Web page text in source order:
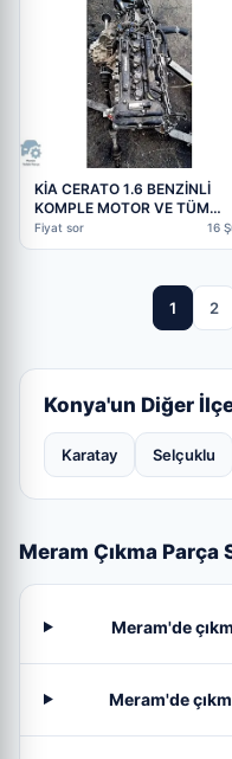
KİA CERATO 1.6 BENZİNLİ
KOMPLE MOTOR VE TÜM
PARÇALARI MEVCUTTUR |
ÇIKMA PARÇA
Fiyat sor 16
1 2
Konya'un Diğer
Karatay Selçuklu
Meram Çıkma Parça
Meram'de
Meram'de